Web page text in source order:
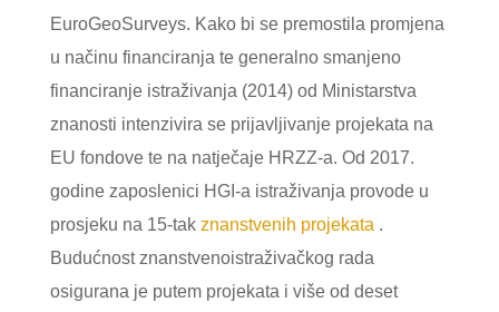
EuroGeoSurveys. Kako bi se premostila promjena
u načinu financiranja te generalno smanjeno
financiranje istraživanja (2014) od Ministarstva
znanosti intenzivira se prijavljivanje projekata na
EU fondove te na natječaje HRZZ-a. Od 2017.
godine zaposlenici HGI-a istraživanja provode u
prosjeku na 15-tak znanstvenih projekata .
Budućnost znanstvenoistraživačkog rada
osigurana je putem projekata i više od deset